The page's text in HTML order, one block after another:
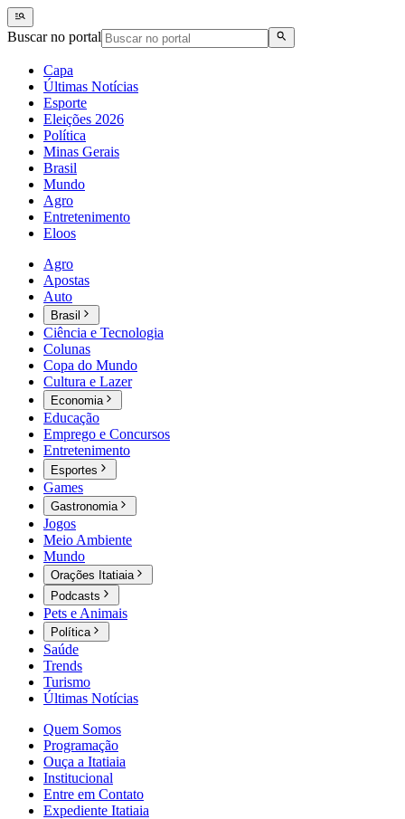
Buscar no portal
Capa
Últimas Notícias
Esporte
Eleições 2026
Política
Minas Gerais
Brasil
Mundo
Agro
Entretenimento
Eloos
Agro
Apostas
Auto
Brasil
Ciência e Tecnologia
Colunas
Copa do Mundo
Cultura e Lazer
Economia
Educação
Emprego e Concursos
Entretenimento
Esportes
Games
Gastronomia
Jogos
Meio Ambiente
Mundo
Orações Itatiaia
Podcasts
Pets e Animais
Política
Saúde
Trends
Turismo
Últimas Notícias
Quem Somos
Programação
Ouça a Itatiaia
Institucional
Entre em Contato
Expediente Itatiaia